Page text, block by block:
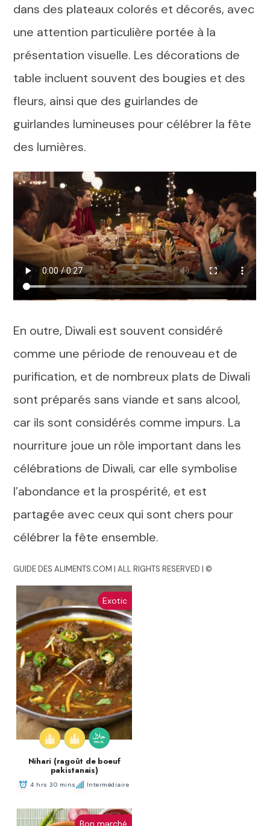
dans des plateaux colorés et décorés, avec
une attention particulière portée à la
présentation visuelle. Les décorations de
table incluent souvent des bougies et des
fleurs, ainsi que des guirlandes de
guirlandes lumineuses pour célébrer la fête
des lumières.
En outre, Diwali est souvent considéré
comme une période de renouveau et de
purification, et de nombreux plats de Diwali
sont préparés sans viande et sans alcool,
car ils sont considérés comme impurs. La
nourriture joue un rôle important dans les
célébrations de Diwali, car elle symbolise
l’abondance et la prospérité, et est
partagée avec ceux qui sont chers pour
célébrer la fête ensemble.
GUIDE DES ALIMENTS.COM | ALL RIGHTS RESERVED | ©
Exotic
Nihari (ragoût de boeuf
pakistanais)
4 hrs 30 mins Intermédiaire
Bon marché